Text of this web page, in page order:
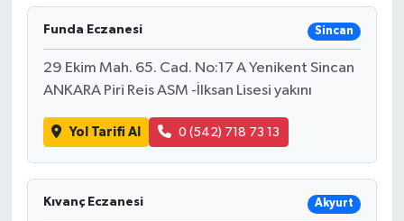
Funda Eczanesi Sincan
29 Ekim Mah. 65. Cad. No:17 A Yenikent Sincan
ANKARA Piri Reis ASM -İlksan Lisesi yakını
Yol Tarifi Al 0 (542) 718 73 13
Kıvanç Eczanesi Akyurt